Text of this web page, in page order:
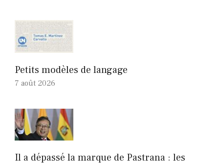
Petits modèles de langage
7 août 2026
Il a dépassé la marque de Pastrana : les